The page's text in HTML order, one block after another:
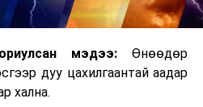
мэдээ: Өнөөдөр
дуу цахилгаантай аадар
хална.